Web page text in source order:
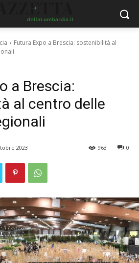
Futura Expo a Brescia: sostenibilità al
a Brescia:
al centro delle
2023 0
963